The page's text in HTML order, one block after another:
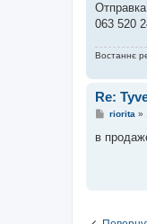
063 520
Востаннє
Re:
П
в
н
riorita »
в